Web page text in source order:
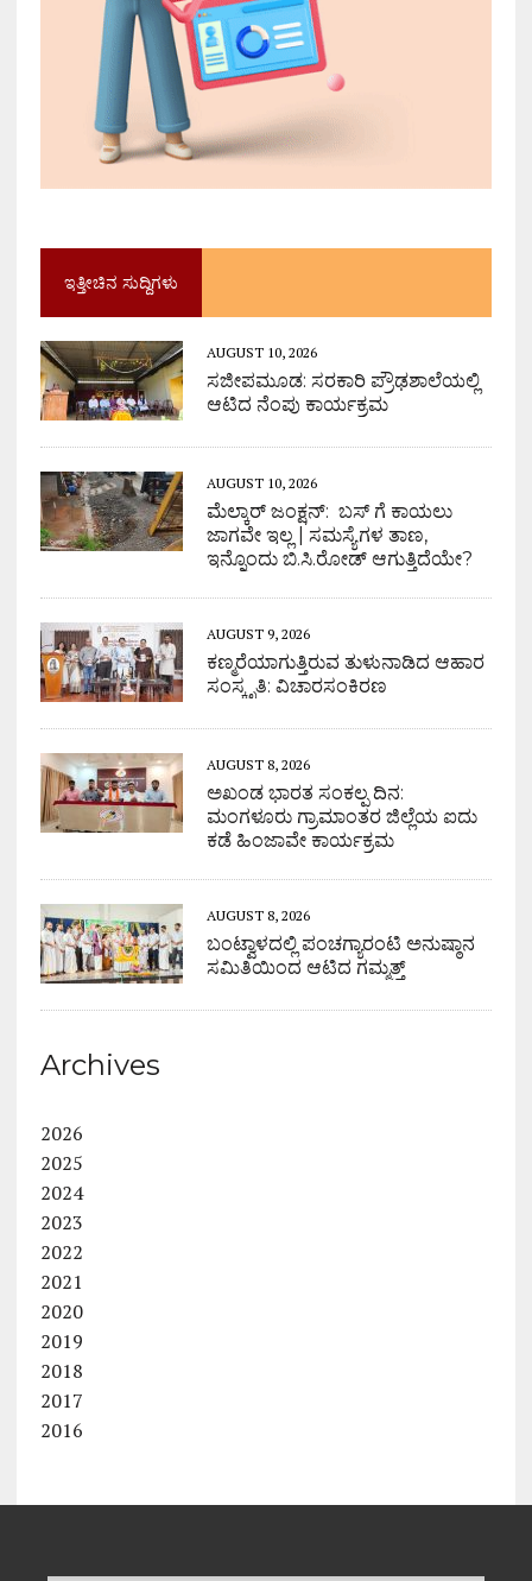
ಇತ್ತೀಚಿನ ಸುದ್ದಿಗಳು
AUGUST 10, 2026
ಸಜೀಪಮೂಡ: ಸರಕಾರಿ ಪ್ರೌಢಶಾಲೆಯಲ್ಲಿ
ಆಟಿದ ನೆಂಪು ಕಾರ್ಯಕ್ರಮ
AUGUST 10, 2026
ಮೆಲ್ಕಾರ್ ಜಂಕ್ಷನ್: ಬಸ್ ಗೆ ಕಾಯಲು
ಜಾಗವೇ ಇಲ್ಲ | ಸಮಸ್ಯೆಗಳ ತಾಣ,
ಇನ್ನೊಂದು ಬಿ.ಸಿ.ರೋಡ್ ಆಗುತ್ತಿದೆಯೇ?
AUGUST 9, 2026
ಕಣ್ಮರೆಯಾಗುತ್ತಿರುವ ತುಳುನಾಡಿದ ಆಹಾರ
ಸಂಸ್ಕೃತಿ: ವಿಚಾರಸಂಕಿರಣ
AUGUST 8, 2026
ಅಖಂಡ ಭಾರತ ಸಂಕಲ್ಪ ದಿನ:
ಮಂಗಳೂರು ಗ್ರಾಮಾಂತರ ಜಿಲ್ಲೆಯ ಐದು
ಕಡೆ ಹಿಂಜಾವೇ ಕಾರ್ಯಕ್ರಮ
AUGUST 8, 2026
ಬಂಟ್ವಾಳದಲ್ಲಿ ಪಂಚಗ್ಯಾರಂಟಿ ಅನುಷ್ಠಾನ
ಸಮಿತಿಯಿಂದ ಆಟಿದ ಗಮ್ಮತ್ತ್
Archives
2026
2025
2024
2023
2022
2021
2020
2019
2018
2017
2016